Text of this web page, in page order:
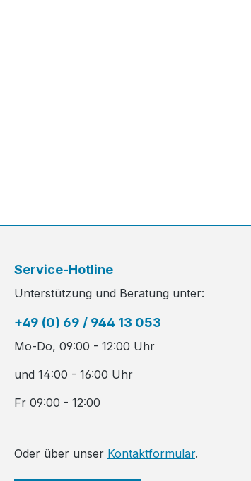
Service-Hotline
Unterstützung und Beratung unter:
+49 (0) 69 / 944 13 053
Mo-Do, 09:00 - 12:00 Uhr
und 14:00 - 16:00 Uhr
Fr 09:00 - 12:00
Oder über unser Kontaktformular.